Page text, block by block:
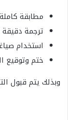
مطابقة
ترجمة دقيقة
استخدام
ختم وتوقيع
وبذلك يتم قبول